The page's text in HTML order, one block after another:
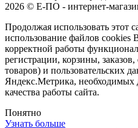
2026 © Е-ПО - интернет-
Продолжая использовать этот
использование файлов cookies
корректной работы
регистрации, корзины,
товаров) и пользовательских
Яндекс.Метрика, необходимых
качества работы сайта.
Понятно
Узнать больше